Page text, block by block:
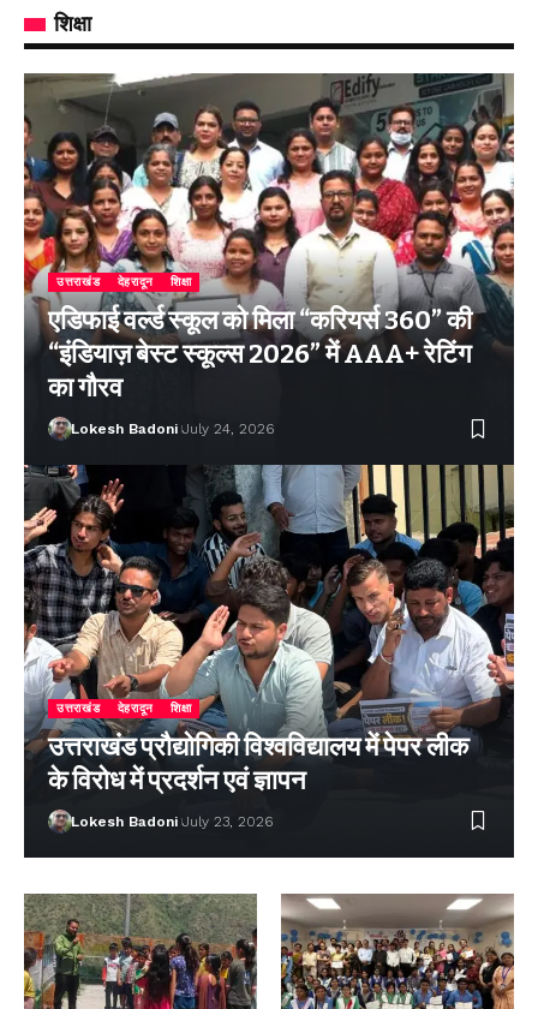
शिक्षा
उत्तराखंड देहरादून शिक्षा
एडिफाई वर्ल्ड स्कूल को मिला “करियर्स 360” की
“इंडियाज़ बेस्ट स्कूल्स 2026” में AAA+ रेटिंग
का गौरव
Lokesh Badoni July 24, 2026
उत्तराखंड देहरादून शिक्षा
उत्तराखंड प्रौद्योगिकी विश्वविद्यालय में पेपर लीक
के विरोध में प्रदर्शन एवं ज्ञापन
Lokesh Badoni July 23, 2026